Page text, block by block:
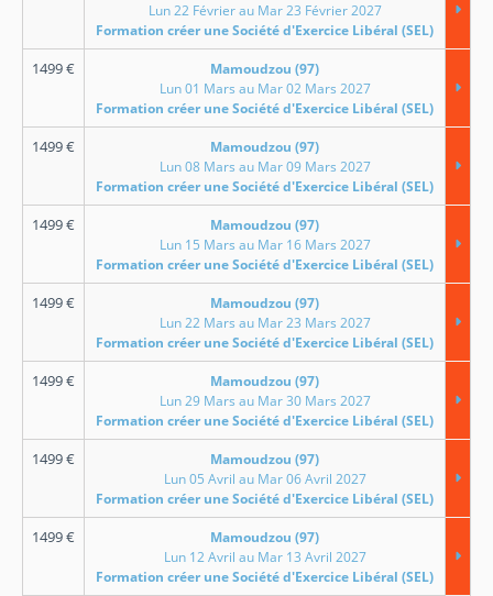
Lun 22 Février au Mar 23 Février 2027
Formation créer une Société d'Exercice Libéral (SEL)
1499€
Mamoudzou (97)
Lun 01 Mars au Mar 02 Mars 2027
Formation créer une Société d'Exercice Libéral (SEL)
1499€
Mamoudzou (97)
Lun 08 Mars au Mar 09 Mars 2027
Formation créer une Société d'Exercice Libéral (SEL)
1499€
Mamoudzou (97)
Lun 15 Mars au Mar 16 Mars 2027
Formation créer une Société d'Exercice Libéral (SEL)
1499€
Mamoudzou (97)
Lun 22 Mars au Mar 23 Mars 2027
Formation créer une Société d'Exercice Libéral (SEL)
1499€
Mamoudzou (97)
Lun 29 Mars au Mar 30 Mars 2027
Formation créer une Société d'Exercice Libéral (SEL)
1499€
Mamoudzou (97)
Lun 05 Avril au Mar 06 Avril 2027
Formation créer une Société d'Exercice Libéral (SEL)
1499€
Mamoudzou (97)
Lun 12 Avril au Mar 13 Avril 2027
Formation créer une Société d'Exercice Libéral (SEL)